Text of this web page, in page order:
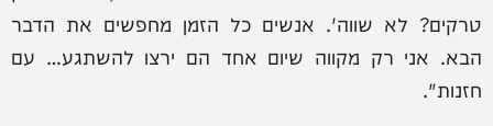
טרקים? לא שווה'. אנשים כל הזמן מחפשים את הדבר
הבא. אני רק מקווה שיום אחד הם ירצו להשתגע… עם
חזנות".